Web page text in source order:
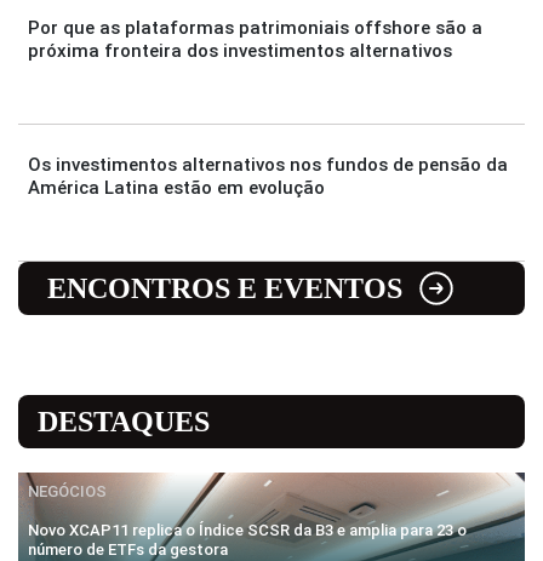
Por que as plataformas patrimoniais offshore são a
próxima fronteira dos investimentos alternativos
Os investimentos alternativos nos fundos de pensão da
América Latina estão em evolução
ENCONTROS E EVENTOS
DESTAQUES
NEGÓCIOS
Novo XCAP11 replica o Índice SCSR da B3 e amplia para 23 o
número de ETFs da gestora